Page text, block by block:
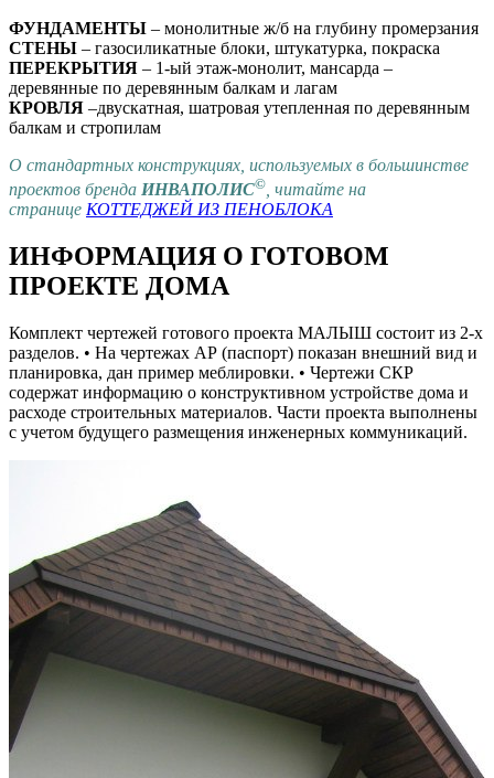
ФУНДАМЕНТЫ – монолитные ж/б на глубину промерзания
СТЕНЫ – газосиликатные блоки, штукатурка, покраска
ПЕРЕКРЫТИЯ – 1-ый этаж-монолит, мансарда –
деревянные по деревянным балкам и лагам
КРОВЛЯ –двускатная, шатровая утепленная по деревянным
балкам и стропилам
О стандартных конструкциях, используемых в большинстве
проектов бренда ИНВАПОЛИС© , читайте на
странице КОТТЕДЖЕЙ ИЗ ПЕНОБЛОКА
ИНФОРМАЦИЯ О ГОТОВОМ
ПРОЕКТЕ ДОМА
Комплект чертежей готового проекта МАЛЫШ состоит из 2-х
разделов. • На чертежах АР (паспорт) показан внешний вид и
планировка, дан пример меблировки. • Чертежи СКР
содержат информацию о конструктивном устройстве дома и
расходе строительных материалов. Части проекта выполнены
с учетом будущего размещения инженерных коммуникаций.